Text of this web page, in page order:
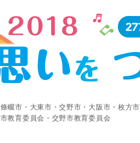
畷市・大東市・交野市・大阪市・枚方
教育委員会・交野市教育委員会